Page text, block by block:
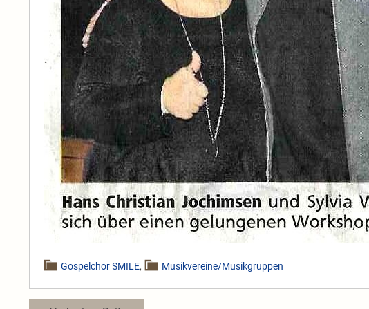
Gospelchor SMILE, Musikvereine/Musikgruppen